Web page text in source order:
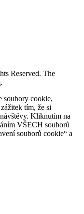
Reserved. The
.
soubory cookie,
tím, že si
Kliknutím na
VŠECH souborů
souborů cookie“ a